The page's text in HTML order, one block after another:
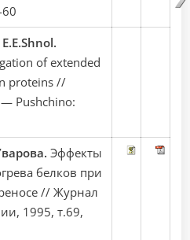
of extended
proteins //
Pushchino:
Эффекты
белков при
// Журнал
1995, т.69,